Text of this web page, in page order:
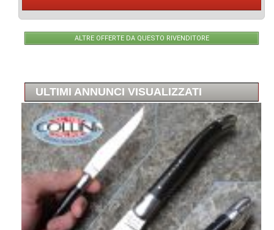
ALTRE OFFERTE DA QUESTO RIVENDITORE
ULTIMI ANNUNCI VISUALIZZATI